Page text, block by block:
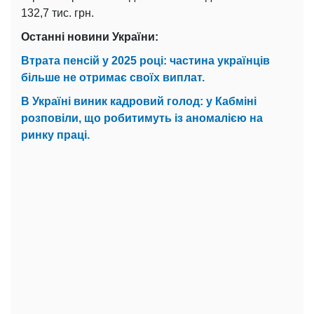
132,7 тис. грн.
Останні новини України:
Втрата пенсій у 2025 році: частина українців
більше не отримає своїх виплат.
В Україні виник кадровий голод: у Кабміні
розповіли, що робитимуть із аномалією на
ринку праці.